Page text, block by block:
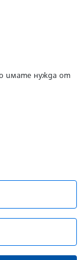
имате нужда от